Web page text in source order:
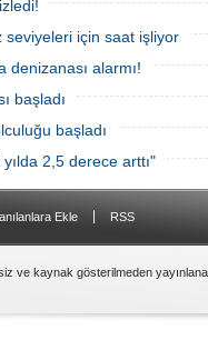
için saat işliyor
denizanası alarmı!
başladı
başladı
2,5 derece arttı"
Ekle RSS
ve kaynak gösterilmeden